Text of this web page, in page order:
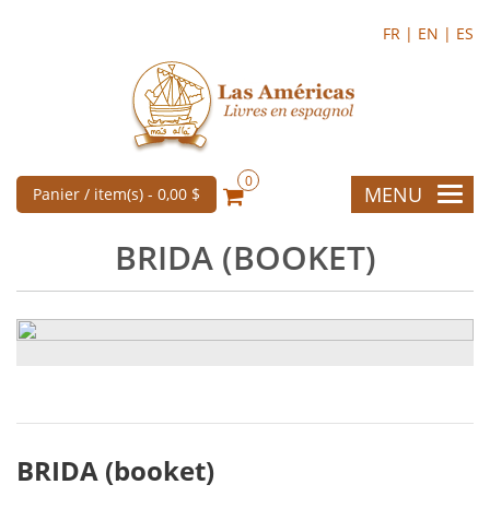
FR | EN | ES
Panier / item(s) - 0,00 $
0
MENU
BRIDA (BOOKET)
BRIDA (booket)